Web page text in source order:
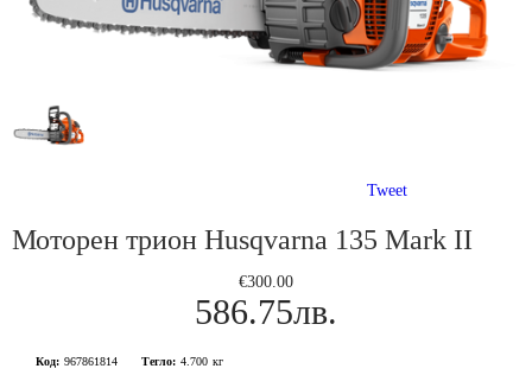
Tweet
Моторен трион Husqvarna 135 Mark II
€300.00
586.75лв.
Код: 967861814 Тегло: 4.700 кг